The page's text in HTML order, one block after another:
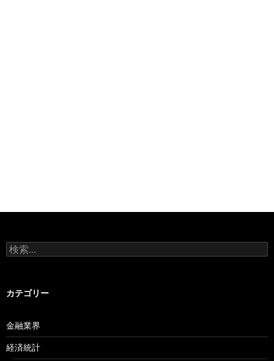
検
索:
カテゴリー
金融業界
経済統計